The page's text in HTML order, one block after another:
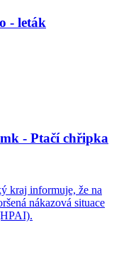
- leták
- Ptačí chřipka
kraj informuje, že na
nákazová situace